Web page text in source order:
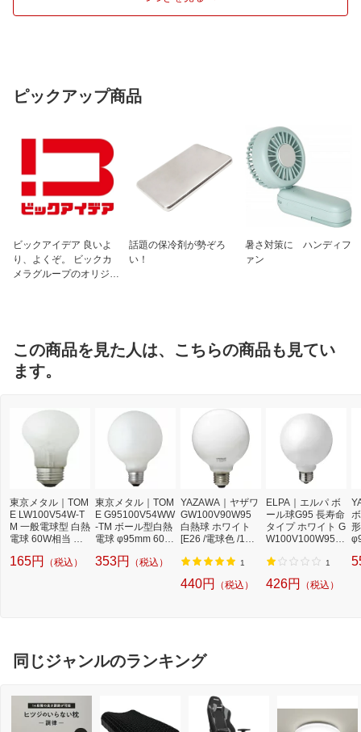
ピックアップ商品
ビックアイデア 良いよ
り、よくぞ。 ビックカ
メラグループのオリジナ
話題の保冷剤が勢ぞろ
い！
暑さ対策に ハンディフ
ァン
この商品を見た人は、こちらの商品も見てい
ます。
東京メタル｜TOM
E LW100V54W-T
M 一般電球型 白熱
電球 60W相当 ト
6 /一般電球形 /60
165円 （税込）
東京メタル｜TOM
E G95100V54WW
-TM ボール型白熱
電球 φ95mm 60W
e） [E26 /ボール
353円 （税込）
YAZAWA｜ヤザワ
GW100V90W95
白熱球 ホワイト
[E26 /電球色 /1個 /
電球形][GW100V9
0W95]
1
440円 （税込）
ELPA｜エルパ ボ
ール球G95 長寿命
タイプ ホワイト G
W100V100W95-A
電球形 /100W相当
/電球色 /1個 /全方
向タイプ]
1
426円 （税込）
同じジャンルのランキング